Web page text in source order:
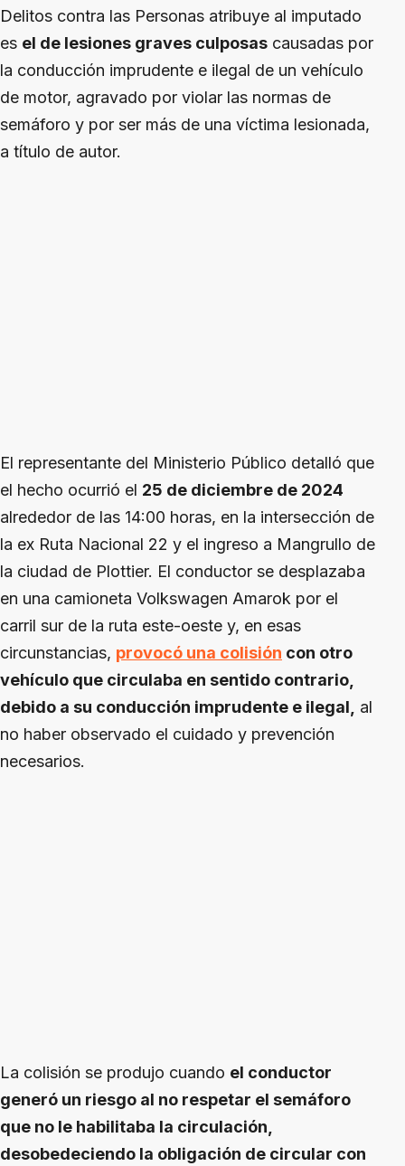
Delitos contra las Personas atribuye al imputado
es el de lesiones graves culposas causadas por
la conducción imprudente e ilegal de un vehículo
de motor, agravado por violar las normas de
semáforo y por ser más de una víctima lesionada,
a título de autor.
El representante del Ministerio Público detalló que
el hecho ocurrió el 25 de diciembre de 2024
alrededor de las 14:00 horas, en la intersección de
la ex Ruta Nacional 22 y el ingreso a Mangrullo de
la ciudad de Plottier. El conductor se desplazaba
en una camioneta Volkswagen Amarok por el
carril sur de la ruta este-oeste y, en esas
circunstancias, provocó una colisión con otro
vehículo que circulaba en sentido contrario,
debido a su conducción imprudente e ilegal, al
no haber observado el cuidado y prevención
necesarios.
La colisión se produjo cuando el conductor
generó un riesgo al no respetar el semáforo
que no le habilitaba la circulación,
desobedeciendo la obligación de circular con